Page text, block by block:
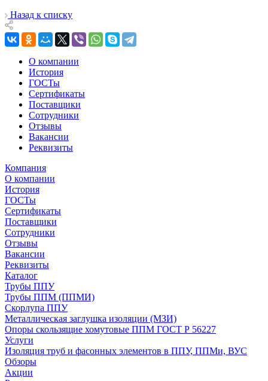
Назад к списку
О компании
История
ГОСТы
Сертификаты
Поставщики
Сотрудники
Отзывы
Вакансии
Реквизиты
Компания
О компании
История
ГОСТы
Сертификаты
Поставщики
Сотрудники
Отзывы
Вакансии
Реквизиты
Каталог
Трубы ППУ
Трубы ППМ (ППМИ)
Скорлупа ППУ
Металлическая заглушка изоляции (МЗИ)
Опоры скользящие хомутовые ППМ ГОСТ Р 56227
Услуги
Изоляция труб и фасонных элементов в ППУ, ППМи, ВУС
Обзоры
Акции